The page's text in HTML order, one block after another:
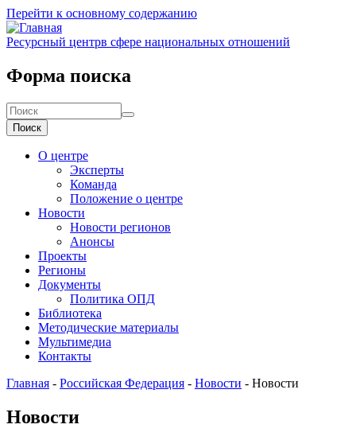
Перейти к основному содержанию
Ресурсный центрв сфере национальных отношений
Форма поиска
Поиск
О центре
Эксперты
Команда
Положение о центре
Новости
Новости регионов
Анонсы
Проекты
Регионы
Документы
Политика ОПД
Библиотека
Методические материалы
Мультимедиа
Контакты
Главная - Российская Федерация - Новости - Новости
Новости